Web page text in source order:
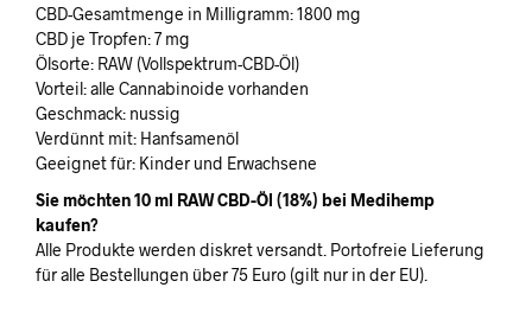
CBD-Gesamtmenge in Milligramm: 1800 mg
CBD je Tropfen: 7 mg
Ölsorte: RAW (Vollspektrum-CBD-Öl)
Vorteil: alle Cannabinoide vorhanden
Geschmack: nussig
Verdünnt mit: Hanfsamenöl
Geeignet für: Kinder und Erwachsene
Sie möchten 10 ml RAW CBD-Öl (18%) bei Medihemp
kaufen?
Alle Produkte werden diskret versandt. Portofreie Lieferung
für alle Bestellungen über 75 Euro (gilt nur in der EU).